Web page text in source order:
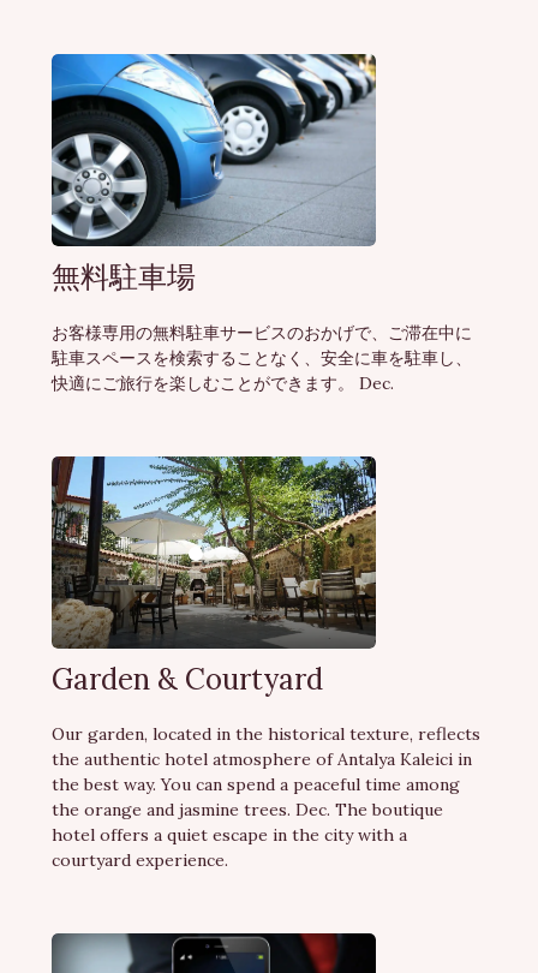
無料駐車場
お客様専用の無料駐車サービスのおかげで、ご滞在中に
駐車スペースを検索することなく、安全に車を駐車し、
快適にご旅行を楽しむことができます。 Dec.
Garden & Courtyard
Our garden, located in the historical texture, reflects
the authentic hotel atmosphere of Antalya Kaleici in
the best way. You can spend a peaceful time among
the orange and jasmine trees. Dec. The boutique
hotel offers a quiet escape in the city with a
courtyard experience.